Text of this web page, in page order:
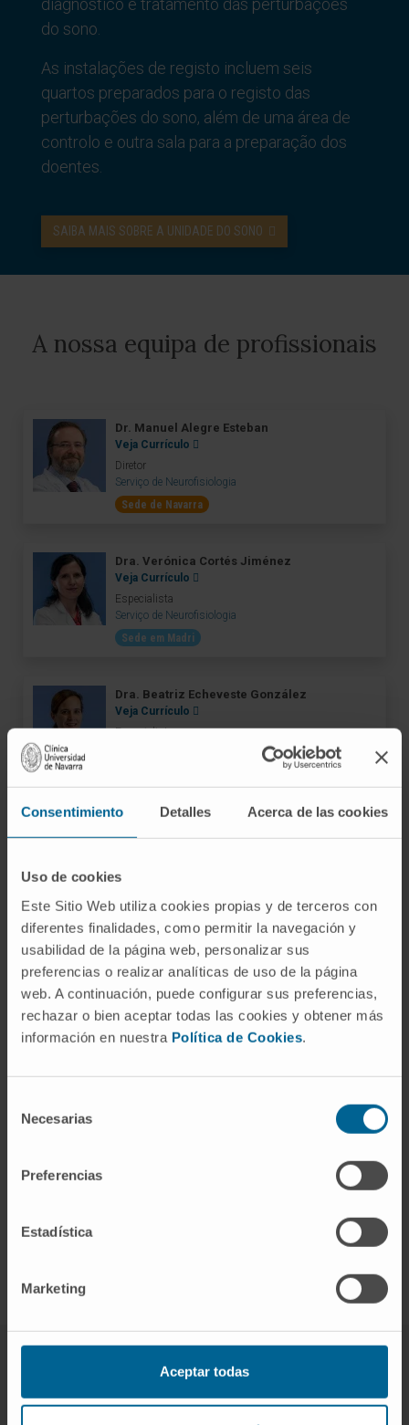
Consentimiento Detalles Acerca de las cookies
Uso de cookies
Este Sitio Web utiliza cookies propias y de terceros con
diferentes finalidades, como permitir la navegación y
usabilidad de la página web, personalizar sus
preferencias o realizar analíticas de uso de la página
web. A continuación, puede configurar sus preferencias,
rechazar o bien aceptar todas las cookies y obtener más
información en nuestra Política de Cookies.
Necesarias
Preferencias
Estadística
Marketing
Aceptar todas
diagnóstico e tratamento das perturbações
do sono.
As instalações de registo incluem seis
quartos preparados para o registo das
perturbações do sono, além de uma área de
controlo e outra sala para a preparação dos
doentes.
SAIBA MAIS SOBRE A UNIDADE DO SONO
A nossa equipa de profissionais
Dr. Manuel Alegre Esteban
Veja Currículo
Diretor
Serviço de Neurofisiologia
Sede de Navarra
Dra. Verónica Cortés Jiménez
Veja Currículo
Especialista
Serviço de Neurofisiologia
Sede em Madri
Dra. Beatriz Echeveste González
Veja Currículo
Especialista
Serviço de Neurofisiologia
Sede de Navarra
Dr. Óscar Manzanilla Zapata
Veja Currículo
Especialista
Serviço de Neurofisiologia
Sede de Navarra
Ajudamos os nossos doentes a